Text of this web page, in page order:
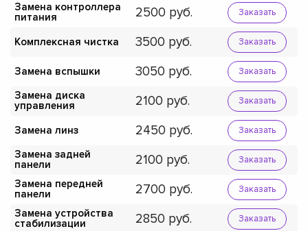
Замена контроллера
питания
2500 Заказать
Комплексная чистка 3500 Заказать
Замена вспышки 3050 Заказать
Замена диска
управления
2100 Заказать
Замена линз 2450 Заказать
Замена задней
панели
2100 Заказать
Замена передней
панели
2700 Заказать
Замена устройства
стабилизации
2850 Заказать